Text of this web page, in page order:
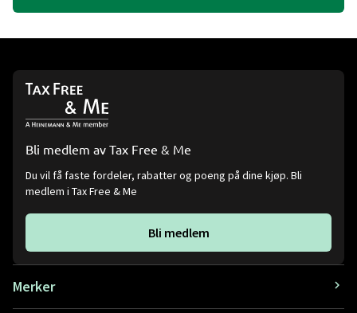
Bli medlem av Tax Free & Me
Du vil få faste fordeler, rabatter og poeng på dine kjøp. Bli
medlem i Tax Free & Me
Bli medlem
Merker